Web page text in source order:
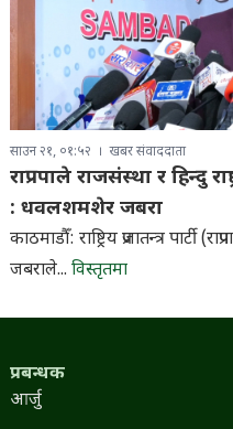
साउन २१, ०१:५२ खबर संवाददाता
राप्रपाले राजसंस्था र हिन्दु
: धवलशमशेर जबरा
काठमाडौँ: राष्ट्रिय प्रजातन्त्र
जबराले... विस्तृतमा
प्रबन्धक
आर्जु